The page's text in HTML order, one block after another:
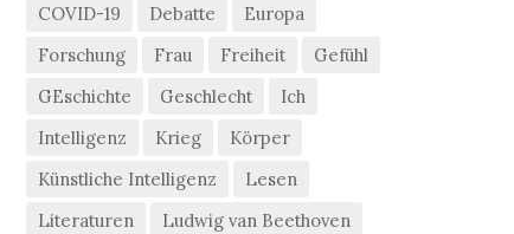
COVID-19
Debatte
Europa
Forschung
Frau Freiheit
Gefühl
GEschichte
Geschlecht
Ich
Intelligenz
Krieg
Körper
Künstliche Intelligenz
Lesen
Literaturen
Ludwig van Beethoven